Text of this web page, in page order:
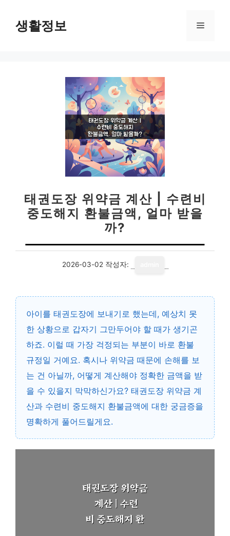
생활정보 메
태권도장 위약금 계산 | 수련비
중도해지 환불금액, 얼마 받을
까?
2026-03-02 작성자:
아이를 태권도장에 보내기로 했는데, 예상치 못
한 상황으로 갑자기 그만두어야 할 때가 생기곤
하죠. 이럴 때 가장 걱정되는 부분이 바로 환불
규정일 거예요. 혹시나 위약금 때문에 손해를 보
는 건 아닐까, 어떻게 계산해야 정확한 금액을 받
을 수 있을지 막막하신가요? 태권도장 위약금 계
산과 수련비 중도해지 환불금액에 대한 궁금증을
명확하게 풀어드릴게요.